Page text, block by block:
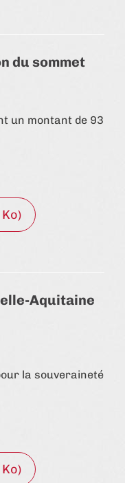
du sommet
un montant de 93
Aquitaine
la souveraineté